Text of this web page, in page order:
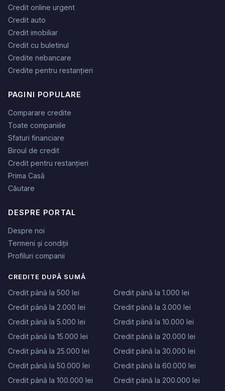
Credit online urgent
Credit auto
Credit imobiliar
Credit cu buletinul
Credite nebancare
Credite pentru restanțieri
PAGINI POPULARE
Comparare credite
Toate companiile
Sfaturi financiare
Biroul de credit
Credit pentru restanțieri
Prima Casă
Căutare
DESPRE PORTAL
Despre noi
Termeni și condiții
Profiluri companii
CREDITE DUPĂ SUMĂ
Credit până la 500 lei
Credit până la 1.000 lei
Credit până la 2.000 lei
Credit până la 3.000 lei
Credit până la 5.000 lei
Credit până la 10.000 lei
Credit până la 15.000 lei
Credit până la 20.000 lei
Credit până la 25.000 lei
Credit până la 30.000 lei
Credit până la 50.000 lei
Credit până la 60.000 lei
Credit până la 100.000 lei
Credit până la 200.000 lei